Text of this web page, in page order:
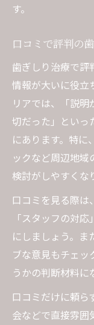
す。
口コミで評判の
歯ぎしり治療で評
情報が大いに役立
リアでは、「説
切だった」といっ
にあります。特に
ックなど周辺地
検討がしやすくな
口コミを見る際は
「スタッフの対
にしましょう。ま
ブな意見もチェッ
うかの判断材料に
口コミだけに頼ら
会などで直接雰囲